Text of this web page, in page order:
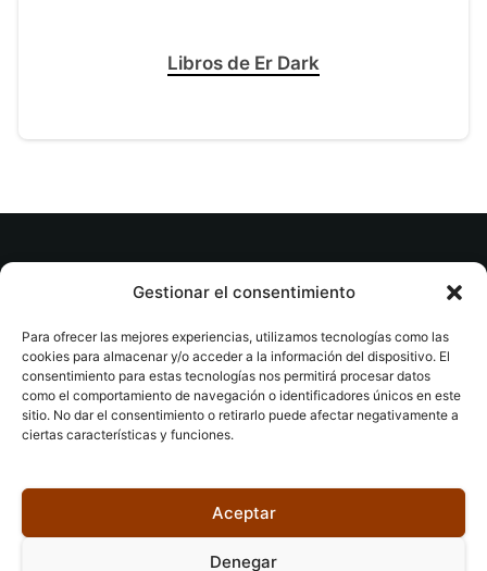
Gestionar el consentimiento
Para ofrecer las mejores experiencias, utilizamos tecnologías como las
cookies para almacenar y/o acceder a la información del dispositivo. El
consentimiento para estas tecnologías nos permitirá procesar datos
como el comportamiento de navegación o identificadores únicos en este
sitio. No dar el consentimiento o retirarlo puede afectar negativamente a
ciertas características y funciones.
Aceptar
Denegar
Libros de Er Dark
© tuslibrosvip.com · Todos los derechos
Aviso legal|Accesibilidad